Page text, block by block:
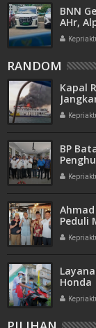
BNN
AHr,
Mitra
RANDOM
Kapal
BP
Peduli
Honda